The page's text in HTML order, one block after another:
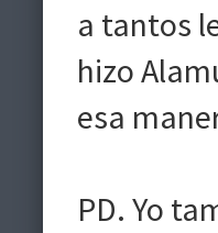
a tantos
hizo
esa
PD. Yo